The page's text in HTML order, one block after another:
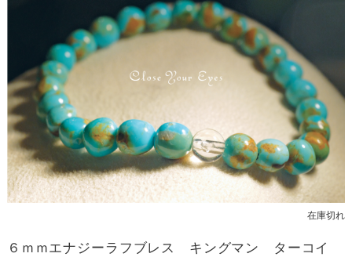
在庫切れ
６ｍｍエナジーラフブレス キングマン ターコイ